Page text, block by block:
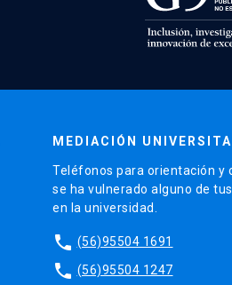
MEDIACIÓN
Teléfonos para orientación y
se ha vulnerado alguno de
en la universidad.
phone (56)95504 1691
phone (56)95504 1247